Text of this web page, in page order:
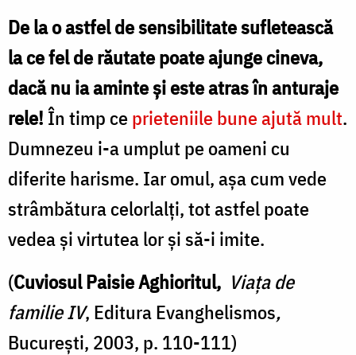
De la o astfel de sensibilitate sufletească
la ce fel de răutate poate ajunge cineva,
dacă nu ia aminte şi este atras în anturaje
rele!În timp ceprieteniile bune ajută mult.
Dumnezeu i-a umplut pe oameni cu
diferite harisme. Iar omul, aşa cum vede
strâmbătura celorlalţi, tot astfel poate
vedea şi virtutea lor şi să-i imite.
(Cuviosul Paisie Aghioritul, Viaţa de
familie IV, Editura Evanghelismos,
Bucureşti, 2003, p. 110-111)